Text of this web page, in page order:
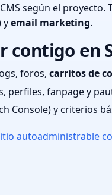
según el proyecto.
yemail marketing.
en
foros, carritos de
perfiles, fanpage y
Console) y criterios
autoadministrable